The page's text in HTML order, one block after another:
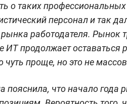
о таких
персонал и так
работодателя. Рынок
ИТ продолжает оставаться
чуть проще, но это не
пояснила, что начало года